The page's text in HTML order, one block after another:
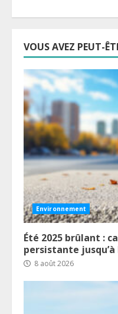
VOUS AVEZ PEUT-
Environnement
Été 2025 brûlant :
persistante jusqu’à
8 août 2026